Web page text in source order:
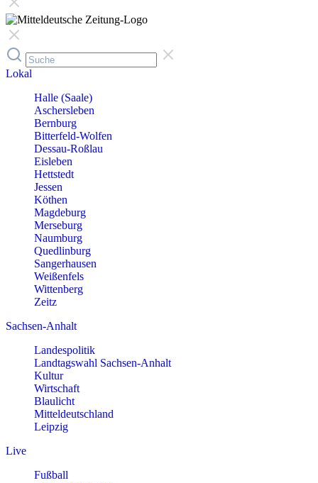
Lokal
Halle (Saale)
Aschersleben
Bernburg
Bitterfeld-Wolfen
Dessau-Roßlau
Eisleben
Hettstedt
Jessen
Köthen
Magdeburg
Merseburg
Naumburg
Quedlinburg
Sangerhausen
Weißenfels
Wittenberg
Zeitz
Sachsen-Anhalt
Landespolitik
Landtagswahl Sachsen-Anhalt
Kultur
Wirtschaft
Blaulicht
Mitteldeutschland
Leipzig
Live
Fußball